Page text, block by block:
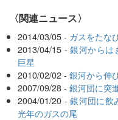
〈関連ニュース〉
2014/03/05 - ガスをたな
2013/04/15 -銀河からは
巨星
2010/02/02 -銀河から伸
2007/09/28 -銀河団に突
2004/01/20 -銀河団に飲
光年のガスの尾